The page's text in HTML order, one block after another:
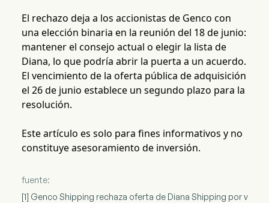
El rechazo deja a los accionistas de Genco con
una elección binaria en la reunión del 18 de junio:
mantener el consejo actual o elegir la lista de
Diana, lo que podría abrir la puerta a un acuerdo.
El vencimiento de la oferta pública de adquisición
el 26 de junio establece un segundo plazo para la
resolución.
Este artículo es solo para fines informativos y no
constituye asesoramiento de inversión.
fuente:
[1] Genco Shipping rechaza oferta de Diana Shipping por v